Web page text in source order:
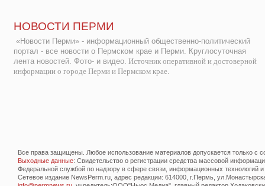
НОВОСТИ ПЕРМИ
«Новости Перми» - информационный общественно-политический
портал - все новости о Пермском крае и Перми. Круглосуточная
лента новостей. Фото- и видео. Источник оперативной и достоверной
информации о городе Перми и Пермском крае.
Все права защищены. Любое использование материалов допускается только с
Выходные данные: Свидетельство о регистрации средства массовой
Федеральной службой по надзору в сфере связи, информационных технологий
Сетевое издание NewsPerm.ru, адрес редакции: 614000, г.Пермь,